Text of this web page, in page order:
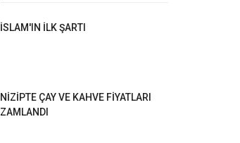
İSLAM'IN İLK ŞARTI
NİZİPTE ÇAY VE KAHVE FİYATLARI
ZAMLANDI